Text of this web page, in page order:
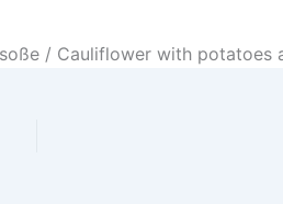
/ Cauliflower with